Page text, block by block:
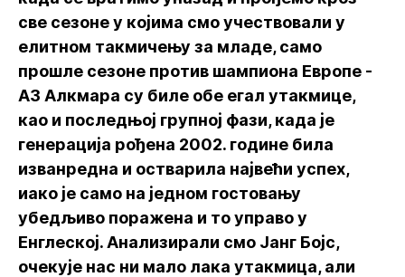
све сезоне у којима смо учествовали у
елитном такмичењу за младе, само
прошле сезоне против шампиона Европе -
АЗ Алкмара су биле обе егал утакмице,
као и последњој групној фази, када је
генерација рођена 2002. године била
изванредна и остварила највећи успех,
иако је само на једном гостовању
убедљиво поражена и то управо у
Енглеској. Анализирали смо Јанг Бојс,
очекује нас ни мало лака утакмица, али